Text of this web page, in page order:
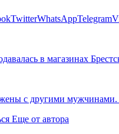
TwitterWhatsAppTelegram
в магазинах
с другими
Еще от автора